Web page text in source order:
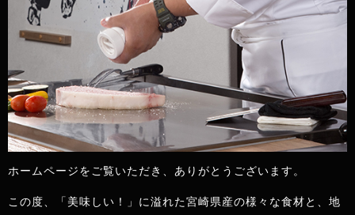
ホームページをご覧いただき、ありがとうございます。
この度、「美味しい！」に溢れた宮崎県産の様々な食材と、地